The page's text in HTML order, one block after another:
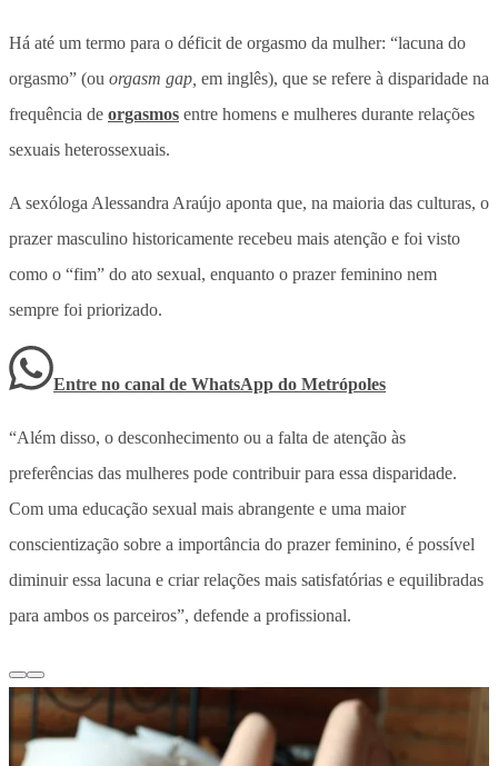
Há até um termo para o déficit de orgasmo da mulher: “lacuna do
orgasmo” (ou orgasm gap, em inglês), que se refere à disparidade na
frequência de orgasmos entre homens e mulheres durante relações
sexuais heterossexuais.
A sexóloga Alessandra Araújo aponta que, na maioria das culturas, o
prazer masculino historicamente recebeu mais atenção e foi visto
como o “fim” do ato sexual, enquanto o prazer feminino nem
sempre foi priorizado.
Entre no canal de WhatsApp do Metrópoles
“Além disso, o desconhecimento ou a falta de atenção às
preferências das mulheres pode contribuir para essa disparidade.
Com uma educação sexual mais abrangente e uma maior
conscientização sobre a importância do prazer feminino, é possível
diminuir essa lacuna e criar relações mais satisfatórias e equilibradas
para ambos os parceiros”, defende a profissional.